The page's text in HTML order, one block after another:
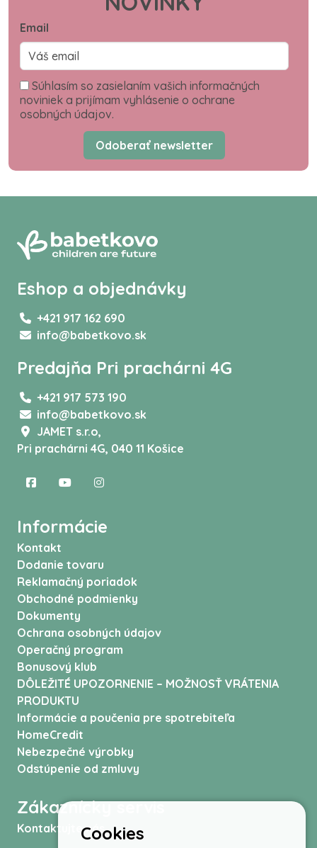
Email
Súhlasím so zasielaním vašich informačných
noviniek a prijímam vyhlásenie o ochrane
osobných údajov.
Odoberať newsletter
Eshop a objednávky
+421 917 162 690
info@babetkovo.sk
Predajňa Pri prachárni 4G
+421 917 573 190
info@babetkovo.sk
JAMET s.r.o,
Pri prachárni 4G, 040 11 Košice
Informácie
Kontakt
Dodanie tovaru
Reklamačný poriadok
Obchodné podmienky
Dokumenty
Ochrana osobných údajov
Operačný program
Bonusový klub
DÔLEŽITÉ UPOZORNENIE – MOŽNOSŤ VRÁTENIA
PRODUKTU
Informácie a poučenia pre spotrebiteľa
HomeCredit
Nebezpečné výrobky
Odstúpenie od zmluvy
Zákaznícky servis
Kontaktujte násCookies